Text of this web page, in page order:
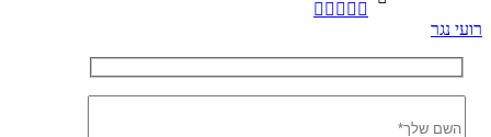
רועי נגר